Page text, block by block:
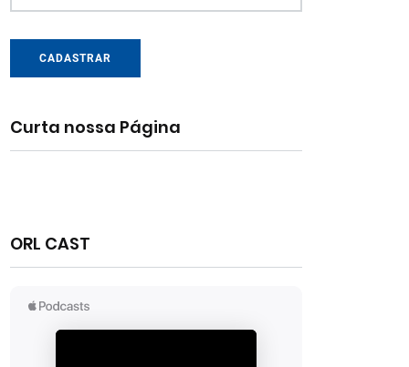
CADASTRAR
Curta nossa Página
ORL CAST